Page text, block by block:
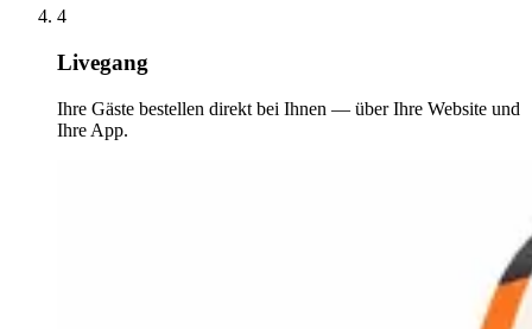
4
Livegang
Ihre Gäste bestellen direkt bei Ihnen — über Ihre Website und
Ihre App.